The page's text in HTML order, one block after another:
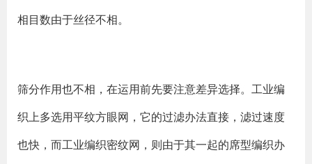
相目数由于丝径不相。
筛分作用也不相，在运用前先要注意差异选择。工业编
织上多选用平纹方眼网，它的过滤办法直接，滤过速度
也快，而工业编织密纹网，则由于其一起的席型编织办